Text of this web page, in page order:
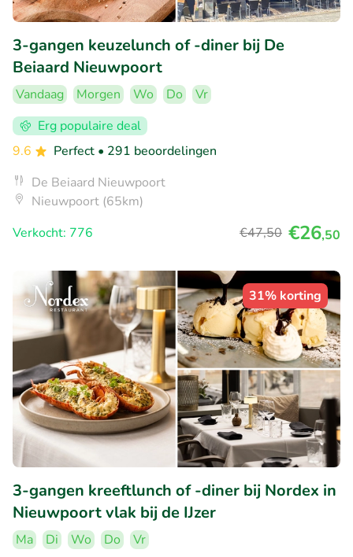
3-gangen keuzelunch of -diner bij De
Beiaard Nieuwpoort
Vandaag Morgen Wo Do
Vr
Erg populaire deal
9.6
Perfect • 291 beoordelingen
De Beiaard Nieuwpoort
Nieuwpoort (65km)
Verkocht: 776
€47,50 €26,50
31% korting
3-gangen kreeftlunch of -diner bij Nordex in
Nieuwpoort vlak bij de IJzer
Ma Di Wo Do
Vr